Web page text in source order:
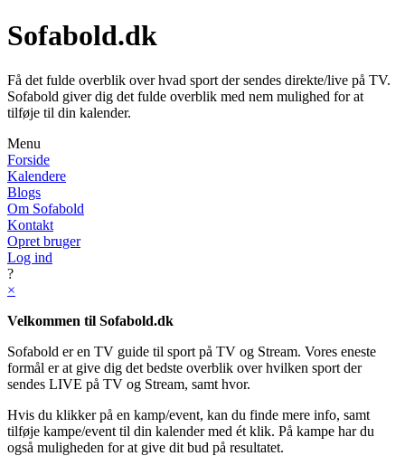
Sofabold.dk
Få det fulde overblik over hvad sport der sendes direkte/live på TV.
Sofabold giver dig det fulde overblik med nem mulighed for at
tilføje til din kalender.
Menu
Forside
Kalendere
Blogs
Om Sofabold
Kontakt
Opret bruger
Log ind
?
×
Velkommen til Sofabold.dk
Sofabold er en TV guide til sport på TV og Stream. Vores eneste
formål er at give dig det bedste overblik over hvilken sport der
sendes LIVE på TV og Stream, samt hvor.
Hvis du klikker på en kamp/event, kan du finde mere info, samt
tilføje kampe/event til din kalender med ét klik. På kampe har du
også muligheden for at give dit bud på resultatet.